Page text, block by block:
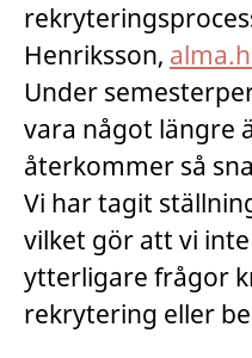
Henriksson,
Under
vara något längre
återkommer så
Vi har tagit
vilket gör att vi
ytterligare frågor
rekrytering eller